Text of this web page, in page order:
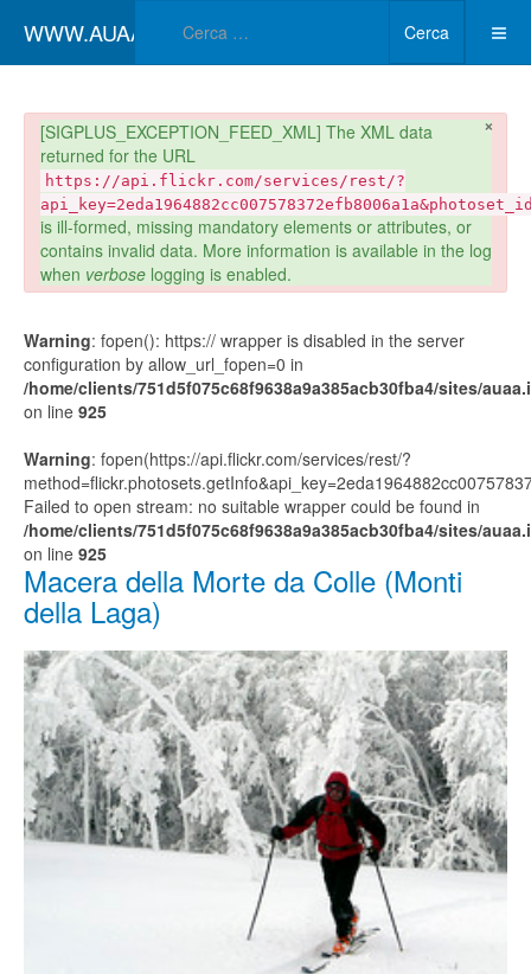
WWW.AUAA.IT
Cerca
×
danger
[SIGPLUS_EXCEPTION_FEED_XML] The XML data
returned for the URL
https://api.flickr.com/services/rest/?
is ill-formed, missing mandatory elements or attributes, or
contains invalid data. More information is available in the log
when verboselogging is enabled.
Warning: fopen(): https:// wrapper is disabled in the server
configuration by allow_url_fopen=0 in
/home/clients/751d5f075c68f9638a9a385acb30fba4/sites/
on line 925
Warning: fopen(https://api.flickr.com/services/rest/?
Failed to open stream: no suitable wrapper could be found in
/home/clients/751d5f075c68f9638a9a385acb30fba4/sites/
on line 925
Macera della Morte da Colle (Monti
della Laga)